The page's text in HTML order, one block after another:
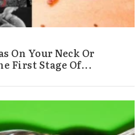
On Your Neck Or
First Stage Of...